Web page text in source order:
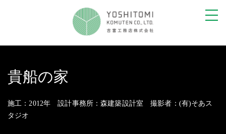
貴船の家
施工：2012年 設計事務所：森建築設計室 撮影者：(有)そあス
タジオ